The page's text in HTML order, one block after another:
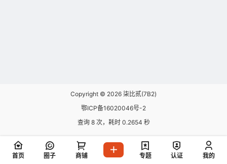
Copyright © 2026 柒比贰(7B2)
鄂ICP备16020046号-2
查询 8 次，耗时 0.2654 秒
首页 圈子 商铺 专题 认证 我的